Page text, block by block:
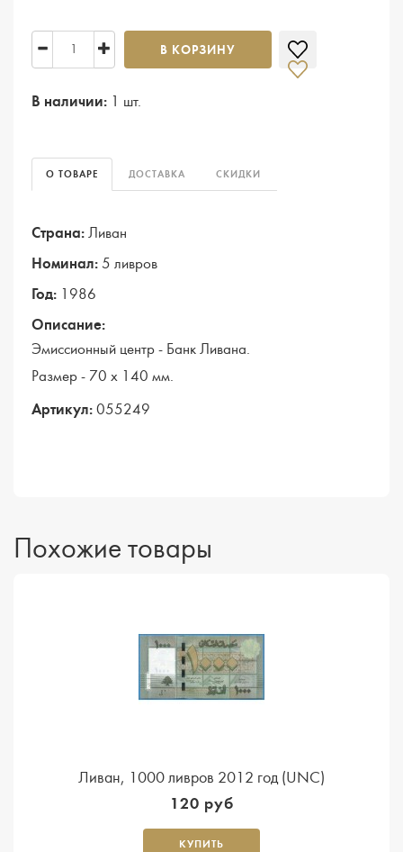
В КОРЗИНУ
В наличии: 1 шт.
О ТОВАРЕ ДОСТАВКА СКИДКИ
Страна: Ливан
Номинал: 5 ливров
Год: 1986
Описание:
Эмиссионный центр - Банк Ливана.
Размер - 70 х 140 мм.
Артикул: 055249
Похожие товары
Ливан, 1000 ливров 2012 год (UNC)
120 руб
КУПИТЬ